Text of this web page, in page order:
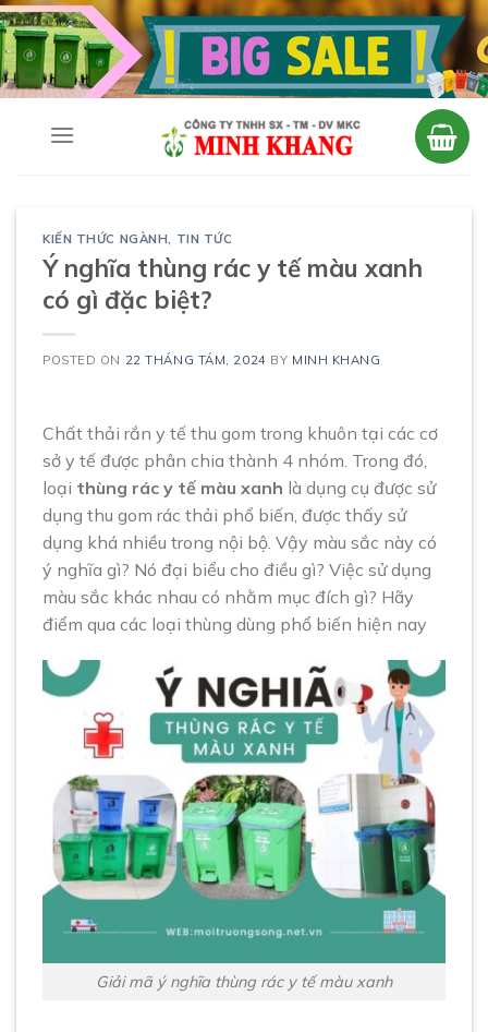
Skip
to
content
KIẾN THỨC NGÀNH, TIN TỨC
Ý nghĩa thùng rác y tế màu xanh
có gì đặc biệt?
POSTED ON 22 THÁNG TÁM, 2024 BY MINH KHANG
Chất thải rắn y tế thu gom trong khuôn tại các cơ
sở y tế được phân chia thành 4 nhóm. Trong đó,
loại thùng rác y tế màu xanh là dụng cụ được sử
dụng thu gom rác thải phổ biến, được thấy sử
dụng khá nhiều trong nội bộ. Vậy màu sắc này có
ý nghĩa gì? Nó đại biểu cho điều gì? Việc sử dụng
màu sắc khác nhau có nhằm mục đích gì? Hãy
điểm qua các loại thùng dùng phổ biến hiện nay
Giải mã ý nghĩa thùng rác y tế màu xanh